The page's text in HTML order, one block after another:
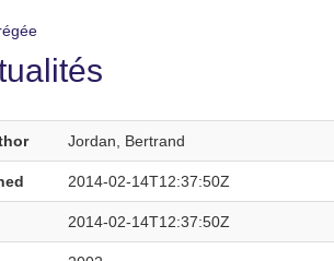
Jordan, Bertrand
2014-02-14T12:37:50Z
2014-02-14T12:37:50Z